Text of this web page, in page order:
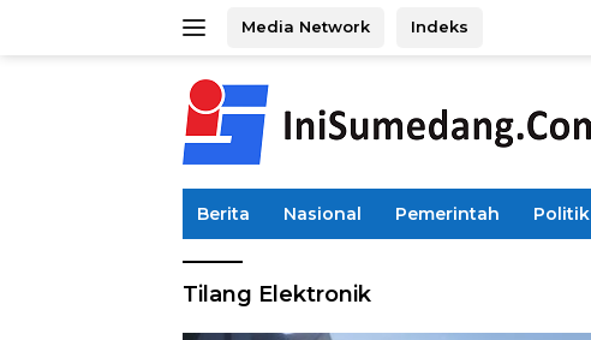
Media Network Indeks
Berita Nasional Pemerintah Politik
Tilang Elektronik